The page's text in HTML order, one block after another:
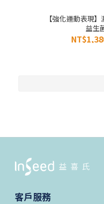
【強化運動表現
益生
客戶服務